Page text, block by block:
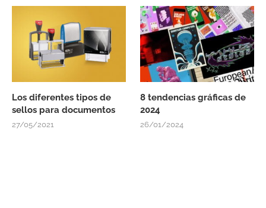
Los diferentes tipos de
sellos para documentos
27/05/2021
8 tendencias gráficas de
2024
26/01/2024